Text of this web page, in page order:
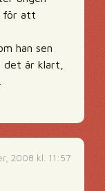
för att
han sen
är klart,
2008 kl. 11:57